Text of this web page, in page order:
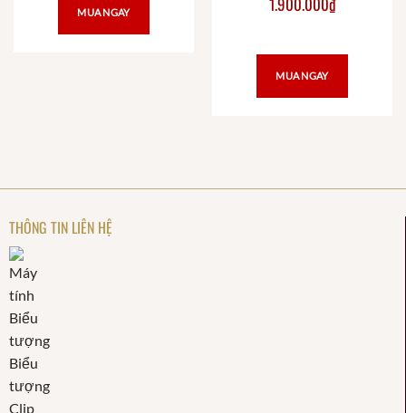
MUA NGAY
MUA NGAY
THÔNG TIN LIÊN HỆ